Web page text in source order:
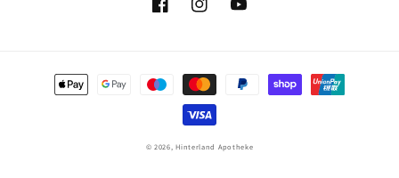
FacebookInstagramYouTube
Zahlungsmethoden
© 2026,Hinterland Apotheke